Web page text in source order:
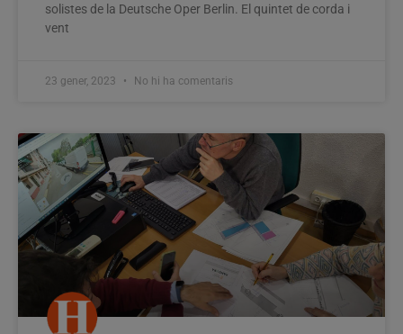
solistes de la Deutsche Oper Berlin. El quintet de corda i
vent
23 gener, 2023 No hi ha comentaris